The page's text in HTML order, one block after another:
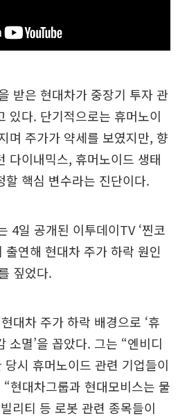
받은 현대차가 중장기 투자 관
있다. 단기적으로는 휴머노이
며 주가가 약세를 보였지만, 향
다이내믹스, 휴머노이드 생태
할 핵심 변수라는 진단이다.
4일 공개된 이투데이TV ‘찐코
출연해 현대차 주가 하락 원인
짚었다.
대차 주가 하락 배경으로 ‘휴
소멸’을 꼽았다. 그는 “엔비디
당시 휴머노이드 관련 기업들이
현대차그룹과 현대모비스는 물
리티 등 로봇 관련 종목들이